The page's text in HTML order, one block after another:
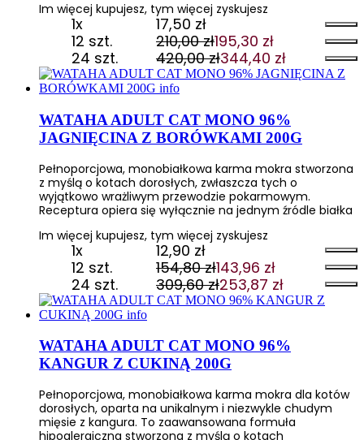
Im więcej kupujesz, tym więcej zyskujesz
1x 17,50 zł
12 szt.
210,00zł
Pierwotna
cena
wynosiła:
210,00 zł.
195,30 zł
Aktualna
cena
wynosi:
195,30 zł.
24 szt. 420,00zł
Pierwotna
cena
wynosiła:
420,00 zł.
344,40 zł
Aktualna
cena
wynosi:
344,40 zł.
WATAHA ADULT CAT MONO 96%
JAGNIĘCINA Z BORÓWKAMI 200G
Pełnoporcjowa, monobiałkowa karma mokra stworzona
z myślą o kotach dorosłych, zwłaszcza tych o
wyjątkowo wrażliwym przewodzie pokarmowym.
Receptura opiera się wyłącznie na jednym źródle białka
Im więcej kupujesz, tym więcej zyskujesz
1x 12,90 zł
12 szt.
154,80zł
Pierwotna
cena
wynosiła:
143,96 zł
Aktualna
cena
wynosi:
24 szt. 309,60zł
Pierwotna
cena
309,60 zł.
253,87 zł
Aktualna
cena
253,87 zł.
WATAHA ADULT CAT MONO 96%
KANGUR Z CUKINĄ 200G
Pełnoporcjowa, monobiałkowa karma mokra dla kotów
dorosłych, oparta na unikalnym i niezwykle chudym
mięsie z kangura. To zaawansowana formuła
hipoalergiczna stworzona z myślą o kotach